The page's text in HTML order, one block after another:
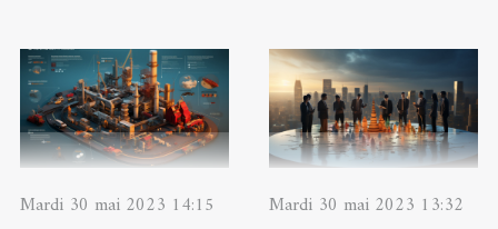
Mardi 30 mai 2023 14:15
Mardi 30 mai 2023 13:32